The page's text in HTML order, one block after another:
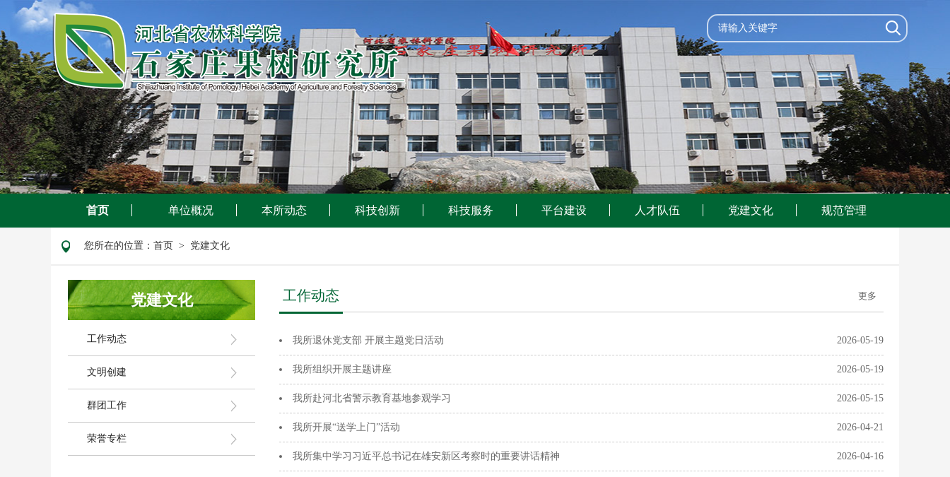
首页 单位概况 本所动态 科技创新 科技服务 平台建设 人才队伍 党建文化 规范管理
您所在的位置： 首页 > 党建文化
党建文化
工作动态
文明创建
群团工作
荣誉专栏
工作动态 更多
我所退休党支部 开展主题党日活动 2026-05-19
我所组织开展主题讲座 2026-05-19
我所赴河北省警示教育基地参观学习 2026-05-15
我所开展“送学上门”活动 2026-04-21
我所集中学习习近平总书记在雄安新区考察时的重要讲话精神 2026-04-16